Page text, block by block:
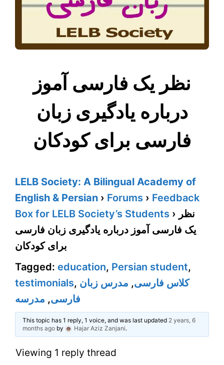
نظر یک فارسی آموز
درباره یادگیری زبان
فارسی برای کودکان
LELB Society: A Bilingual Academy of
English & Persian › Forums › Feedback
Box for LELB Society’s Students › نظر
یک فارسی آموز درباره یادگیری زبان فارسی
برای کودکان
Tagged: education, Persian student,
testimonials, کلاس فارسی, مدرس زبان
فارسی, مدرسه
This topic has 1 reply, 1 voice, and was last updated 2 years, 6
months agoby Hajar Aziz Zanjani.
Viewing 1 reply thread